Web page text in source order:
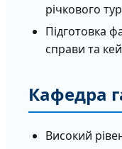
річкового
Підготовка
справи та
Кафедра
Високий